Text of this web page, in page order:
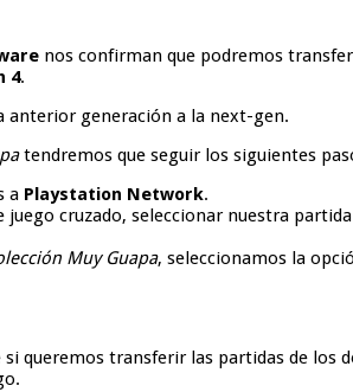
nos confirman que podremos
4.
anterior generación a la next-gen.
tendremos que seguir los siguientes
a Playstation Network.
juego cruzado, seleccionar nuestra
Muy Guapa, seleccionamos la
si queremos transferir las partidas de los